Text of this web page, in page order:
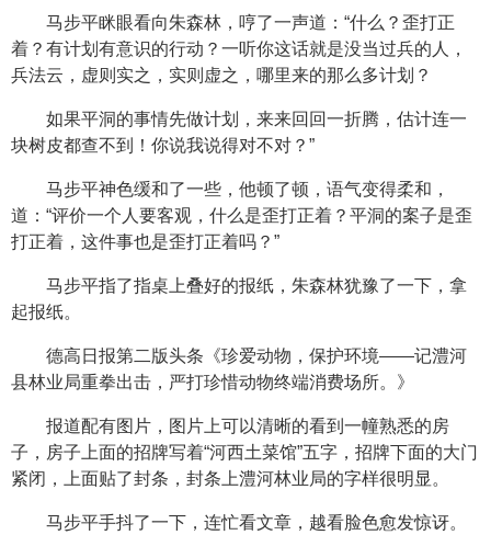
马步平眯眼看向朱森林，哼了一声道：“什么？歪打正
着？有计划有意识的行动？一听你这话就是没当过兵的人，
兵法云，虚则实之，实则虚之，哪里来的那么多计划？
如果平洞的事情先做计划，来来回回一折腾，估计连一
块树皮都查不到！你说我说得对不对？”
马步平神色缓和了一些，他顿了顿，语气变得柔和，
道：“评价一个人要客观，什么是歪打正着？平洞的案子是歪
打正着，这件事也是歪打正着吗？”
马步平指了指桌上叠好的报纸，朱森林犹豫了一下，拿
起报纸。
德高日报第二版头条《珍爱动物，保护环境——记澧河
县林业局重拳出击，严打珍惜动物终端消费场所。》
报道配有图片，图片上可以清晰的看到一幢熟悉的房
子，房子上面的招牌写着“河西土菜馆”五字，招牌下面的大门
紧闭，上面贴了封条，封条上澧河林业局的字样很明显。
马步平手抖了一下，连忙看文章，越看脸色愈发惊讶。